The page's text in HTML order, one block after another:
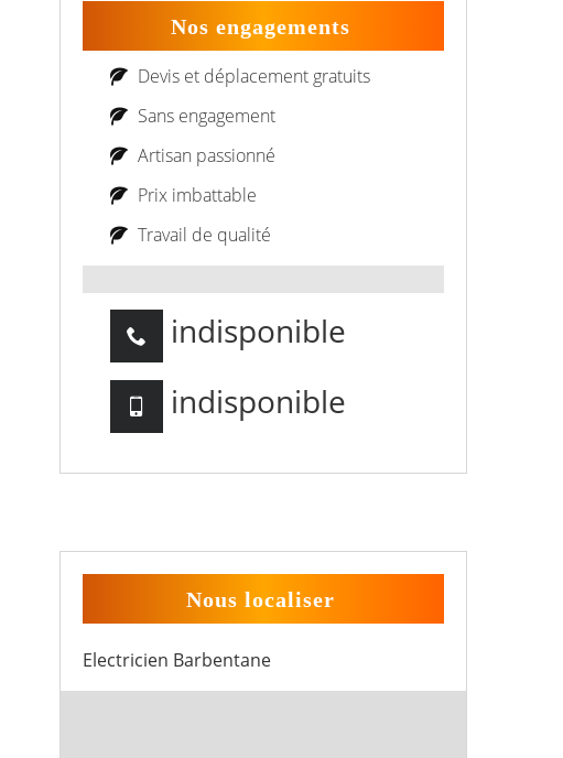
Nos engagements
Devis et déplacement gratuits
Sans engagement
Artisan passionné
Prix imbattable
Travail de qualité
indisponible
indisponible
Nous localiser
Electricien Barbentane